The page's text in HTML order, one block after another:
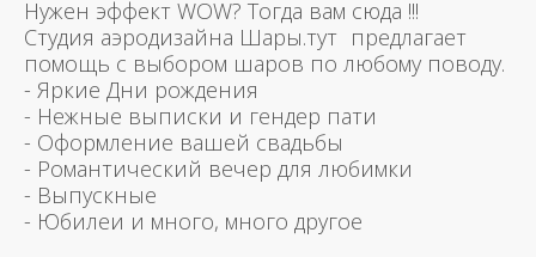
Нужен эффект WOW? Тогда вам сюда !!!
Студия аэродизайна Шары.тут предлагает
помощь с выбором шаров по любому поводу.
- Яркие Дни рождения
- Нежные выписки и гендер пати
- Оформление вашей свадьбы
- Романтический вечер для любимки
- Выпускные
- Юбилеи и много, много другое